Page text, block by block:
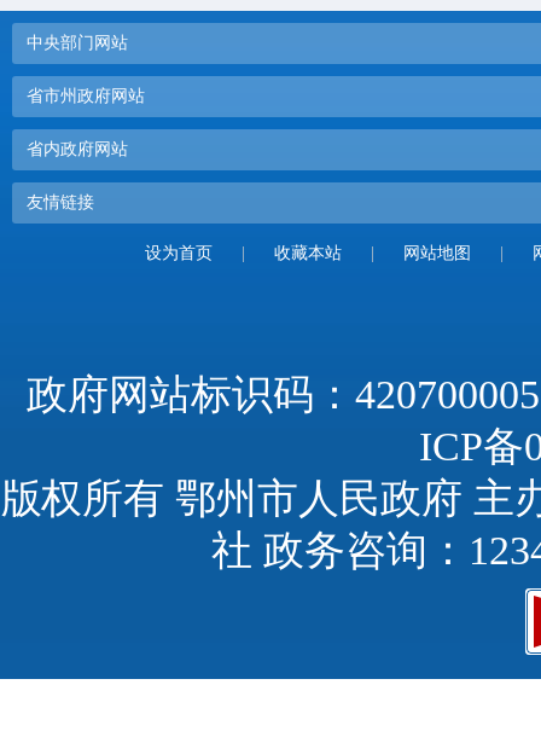
中央部门网站
省市州政府网站
省内政府网站
友情链接
设为首页 收藏本站 网站地图
政府网站标识码：
ICP备
版权所有 鄂州市人民政府 主
社 政务咨询：